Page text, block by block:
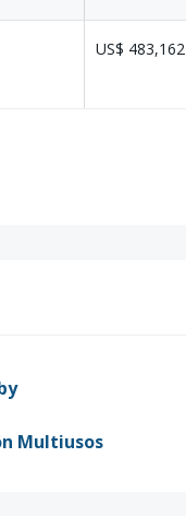
US$ 483,162
Multiusos